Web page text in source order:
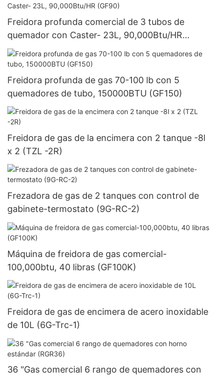
Freidora profunda comercial de 3 tubos de
quemador con Caster- 23L, 90,000Btu/HR
(GF90)
Freidora profunda de gas 70-100 lb con 5
quemadores de tubo, 150000BTU (GF150)
Freidora de gas de la encimera con 2 tanque -8l
x 2 (TZL -2R)
Frezadora de gas de 2 tanques con control de
gabinete-termostato (9G-RC-2)
Máquina de freidora de gas comercial-
100,000btu, 40 libras (GF100K)
Freidora de gas de encimera de acero inoxidable
de 10L (6G-Trc-1)
36 "Gas comercial 6 rango de quemadores con